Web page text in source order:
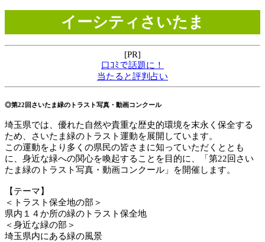
イーシティさいたま
[PR]
口ｺﾐで話題に！
当たると評判占い
◎第22回さいたま緑のトラスト写真・動画コンクール
埼玉県では、優れた自然や貴重な歴史的環境を末永く保全する
ため、さいたま緑のトラスト運動を展開しています。
この運動をより多くの県民の皆さまに知っていただくととも
に、身近な緑への関心を喚起することを目的に、「第22回さい
たま緑のトラスト写真・動画コンクール」を開催します。
【テーマ】
＜トラスト保全地の部＞
県内１４か所の緑のトラスト保全地
＜身近な緑の部＞
埼玉県内にある緑の風景